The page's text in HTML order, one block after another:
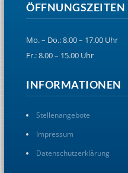
ÖFFNUNGSZEITEN
Mo. – Do.: 8.00 – 17.00 Uhr
Fr.: 8.00 – 15.00 Uhr
INFORMATIONEN
Stellenangebote
Impressum
Datenschutzerklärung